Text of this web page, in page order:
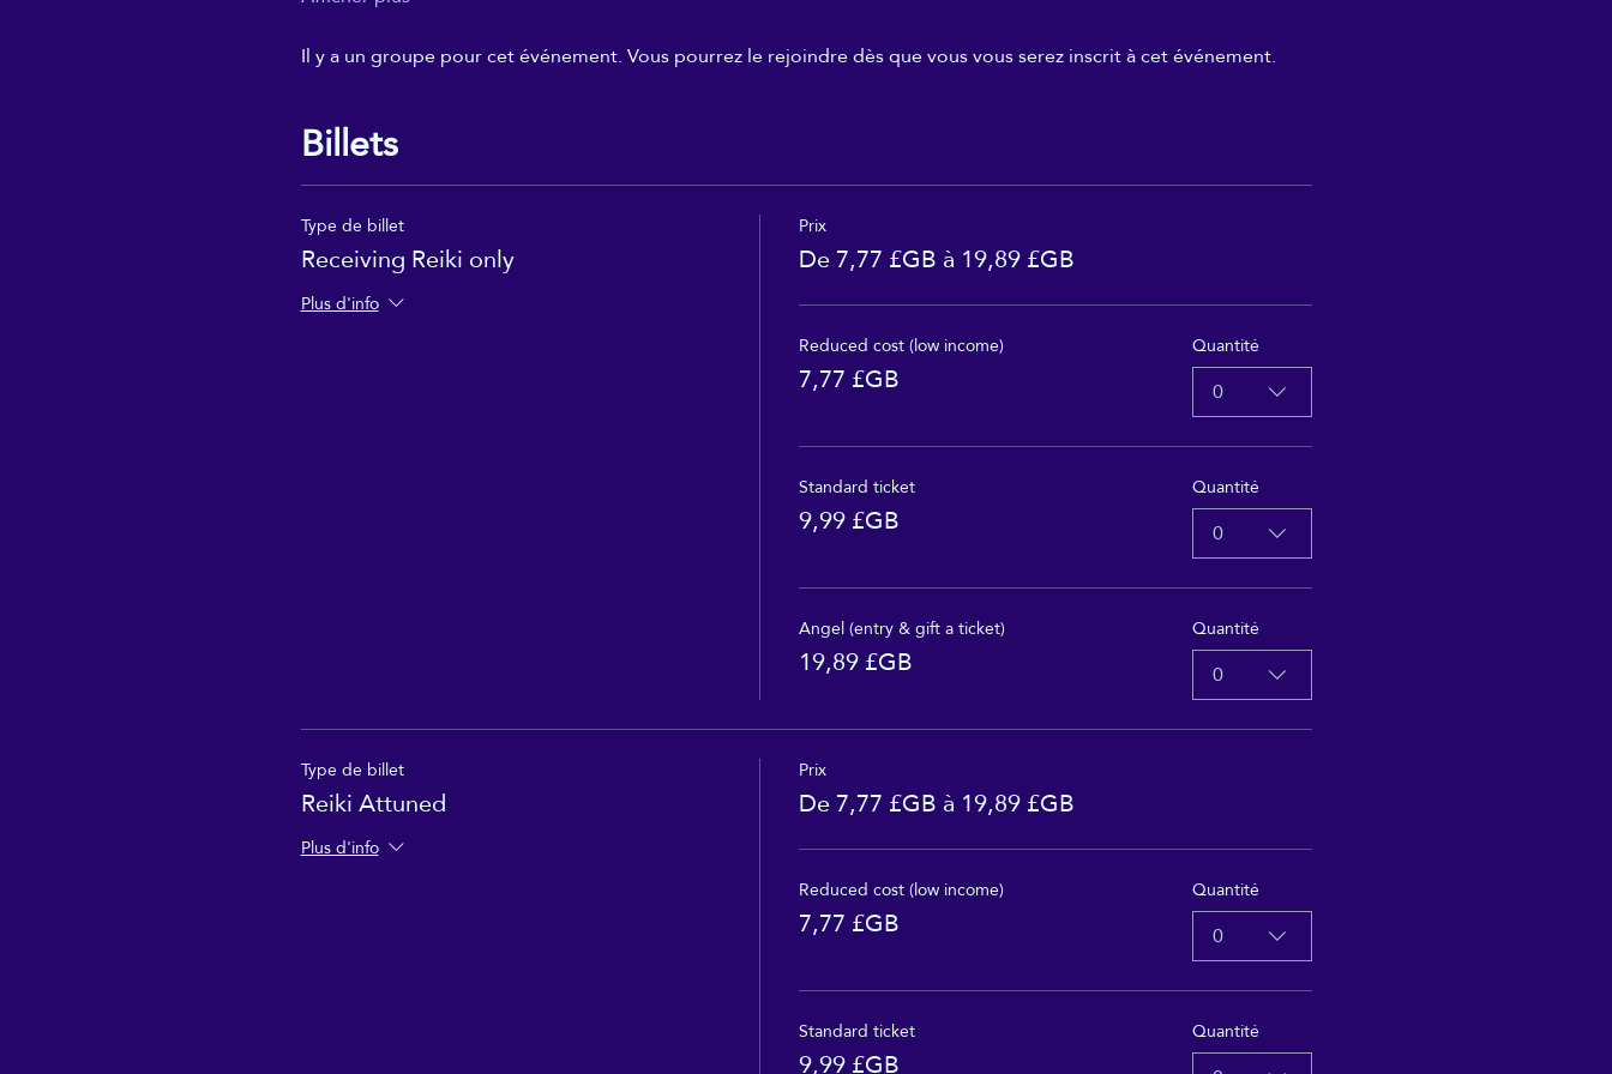
Il y a un groupe pour cet événement. Vous pourrez le rejoindre dès que vous vous serez inscrit à cet événement.
Billets
Type de billet
Receiving Reiki only
Plus d'info
Prix
De 7,77 £GB à 19,89 £GB
Reduced cost (low income)
7,77 £GB
Quantité
0
Standard ticket
9,99 £GB
Quantité
0
Angel (entry & gift a ticket)
19,89 £GB
Quantité
0
Type de billet
Reiki Attuned
Plus d'info
Prix
De 7,77 £GB à 19,89 £GB
Reduced cost (low income)
7,77 £GB
Quantité
0
Standard ticket
9,99 £GB
Quantité